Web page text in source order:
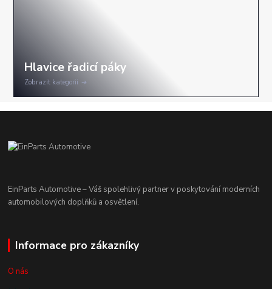
Zobrazit kategorii
EinParts Automotive – Váš spolehlivý partner v poskytování moderních
automobilových doplňků a osvětlení.
Informace pro zákazníky
O nás